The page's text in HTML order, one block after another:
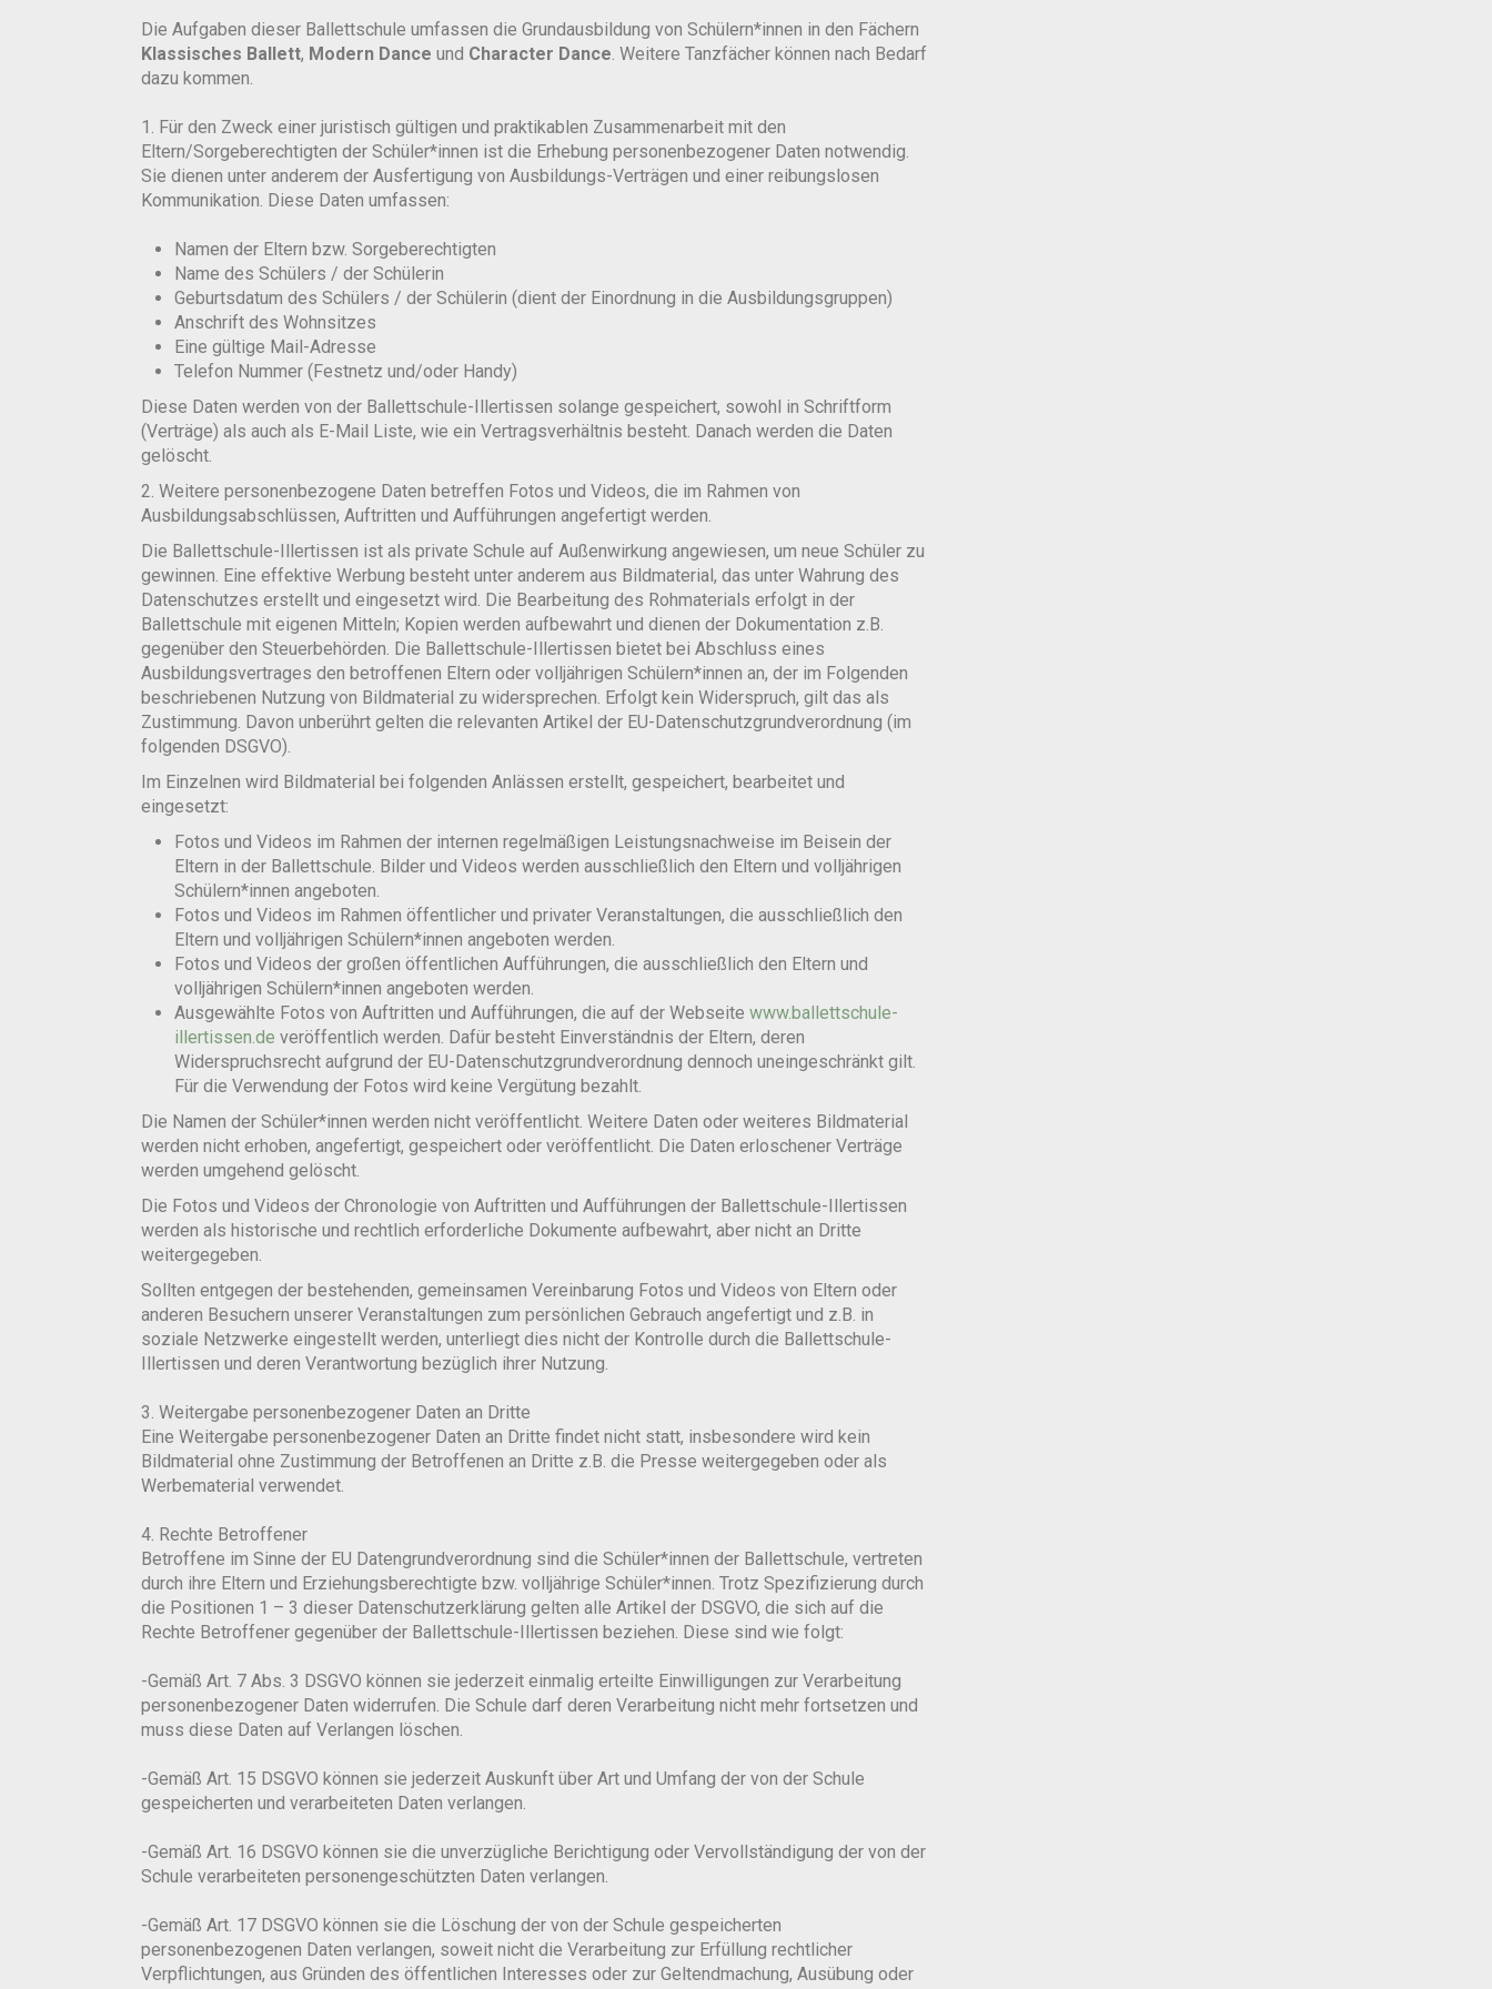
Die Aufgaben dieser Ballettschule umfassen die Grundausbildung von Schülern*innen in den Fächern
Klassisches Ballett, Modern Dance und Character Dance. Weitere Tanzfächer können nach Bedarf
dazu kommen.
1. Für den Zweck einer juristisch gültigen und praktikablen Zusammenarbeit mit den
Eltern/Sorgeberechtigten der Schüler*innen ist die Erhebung personenbezogener Daten notwendig.
Sie dienen unter anderem der Ausfertigung von Ausbildungs-Verträgen und einer reibungslosen
Kommunikation. Diese Daten umfassen:
Namen der Eltern bzw. Sorgeberechtigten
Name des Schülers / der Schülerin
Geburtsdatum des Schülers / der Schülerin (dient der Einordnung in die Ausbildungsgruppen)
Anschrift des Wohnsitzes
Eine gültige Mail-Adresse
Telefon Nummer (Festnetz und/oder Handy)
Diese Daten werden von der Ballettschule-Illertissen solange gespeichert, sowohl in Schriftform
(Verträge) als auch als E-Mail Liste, wie ein Vertragsverhältnis besteht. Danach werden die Daten
gelöscht.
2. Weitere personenbezogene Daten betreffen Fotos und Videos, die im Rahmen von
Ausbildungsabschlüssen, Auftritten und Aufführungen angefertigt werden.
Die Ballettschule-Illertissen ist als private Schule auf Außenwirkung angewiesen, um neue Schüler zu
gewinnen. Eine effektive Werbung besteht unter anderem aus Bildmaterial, das unter Wahrung des
Datenschutzes erstellt und eingesetzt wird. Die Bearbeitung des Rohmaterials erfolgt in der
Ballettschule mit eigenen Mitteln; Kopien werden aufbewahrt und dienen der Dokumentation z.B.
gegenüber den Steuerbehörden. Die Ballettschule-Illertissen bietet bei Abschluss eines
Ausbildungsvertrages den betroffenen Eltern oder volljährigen Schülern*innen an, der im Folgenden
beschriebenen Nutzung von Bildmaterial zu widersprechen. Erfolgt kein Widerspruch, gilt das als
Zustimmung. Davon unberührt gelten die relevanten Artikel der EU-Datenschutzgrundverordnung (im
folgenden DSGVO).
Im Einzelnen wird Bildmaterial bei folgenden Anlässen erstellt, gespeichert, bearbeitet und
eingesetzt:
Fotos und Videos im Rahmen der internen regelmäßigen Leistungsnachweise im Beisein der
Eltern in der Ballettschule. Bilder und Videos werden ausschließlich den Eltern und volljährigen
Schülern*innen angeboten.
Fotos und Videos im Rahmen öffentlicher und privater Veranstaltungen, die ausschließlich den
Eltern und volljährigen Schülern*innen angeboten werden.
Fotos und Videos der großen öffentlichen Aufführungen, die ausschließlich den Eltern und
volljährigen Schülern*innen angeboten werden.
Ausgewählte Fotos von Auftritten und Aufführungen, die auf der Webseite www.ballettschule-
illertissen.de veröffentlich werden. Dafür besteht Einverständnis der Eltern, deren
Widerspruchsrecht aufgrund der EU-Datenschutzgrundverordnung dennoch uneingeschränkt gilt.
Für die Verwendung der Fotos wird keine Vergütung bezahlt.
Die Namen der Schüler*innen werden nicht veröffentlicht. Weitere Daten oder weiteres Bildmaterial
werden nicht erhoben, angefertigt, gespeichert oder veröffentlicht. Die Daten erloschener Verträge
werden umgehend gelöscht.
Die Fotos und Videos der Chronologie von Auftritten und Aufführungen der Ballettschule-Illertissen
werden als historische und rechtlich erforderliche Dokumente aufbewahrt, aber nicht an Dritte
weitergegeben.
Sollten entgegen der bestehenden, gemeinsamen Vereinbarung Fotos und Videos von Eltern oder
anderen Besuchern unserer Veranstaltungen zum persönlichen Gebrauch angefertigt und z.B. in
soziale Netzwerke eingestellt werden, unterliegt dies nicht der Kontrolle durch die Ballettschule-
Illertissen und deren Verantwortung bezüglich ihrer Nutzung.
3. Weitergabe personenbezogener Daten an Dritte
Eine Weitergabe personenbezogener Daten an Dritte findet nicht statt, insbesondere wird kein
Bildmaterial ohne Zustimmung der Betroffenen an Dritte z.B. die Presse weitergegeben oder als
Werbematerial verwendet.
4. Rechte Betroffener
Betroffene im Sinne der EU Datengrundverordnung sind die Schüler*innen der Ballettschule, vertreten
durch ihre Eltern und Erziehungsberechtigte bzw. volljährige Schüler*innen. Trotz Spezifizierung durch
die Positionen 1 – 3 dieser Datenschutzerklärung gelten alle Artikel der DSGVO, die sich auf die
Rechte Betroffener gegenüber der Ballettschule-Illertissen beziehen. Diese sind wie folgt:
-Gemäß Art. 7 Abs. 3 DSGVO können sie jederzeit einmalig erteilte Einwilligungen zur Verarbeitung
personenbezogener Daten widerrufen. Die Schule darf deren Verarbeitung nicht mehr fortsetzen und
muss diese Daten auf Verlangen löschen.
-Gemäß Art. 15 DSGVO können sie jederzeit Auskunft über Art und Umfang der von der Schule
gespeicherten und verarbeiteten Daten verlangen.
-Gemäß Art. 16 DSGVO können sie die unverzügliche Berichtigung oder Vervollständigung der von der
Schule verarbeiteten personengeschützten Daten verlangen.
-Gemäß Art. 17 DSGVO können sie die Löschung der von der Schule gespeicherten
personenbezogenen Daten verlangen, soweit nicht die Verarbeitung zur Erfüllung rechtlicher
Verpflichtungen, aus Gründen des öffentlichen Interesses oder zur Geltendmachung, Ausübung oder